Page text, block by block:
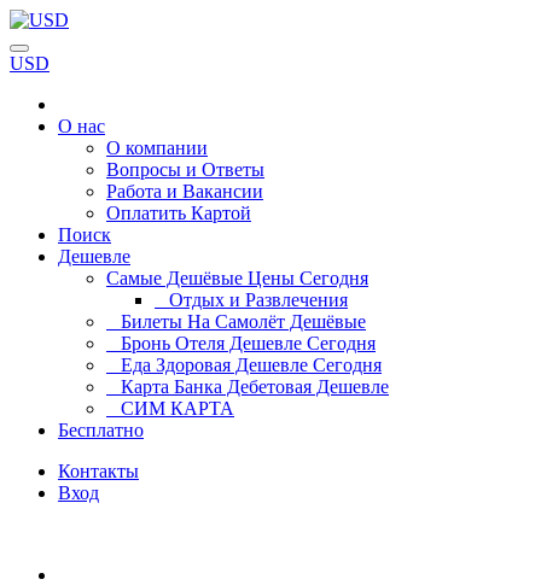
USD
О нас
О компании
Вопросы и Ответы
Работа и Вакансии
Оплатить Картой
Поиск
Дешевле
Самые Дешёвые Цены Сегодня
Отдых и Развлечения
Билеты На Самолёт Дешёвые
Бронь Отеля Дешевле Сегодня
Еда Здоровая Дешевле Сегодня
Карта Банка Дебетовая Дешевле
СИМ КАРТА
Бесплатно
Контакты
Вход